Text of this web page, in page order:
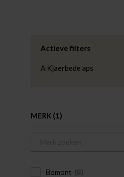
Actieve filters
A Kjaerbede aps
MERK (1)
Bomont (8)